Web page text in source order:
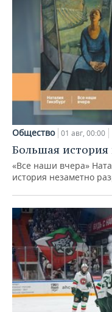
Общество 01 авг, 00:00
Большая
«Все наши вчера»
история незаметно